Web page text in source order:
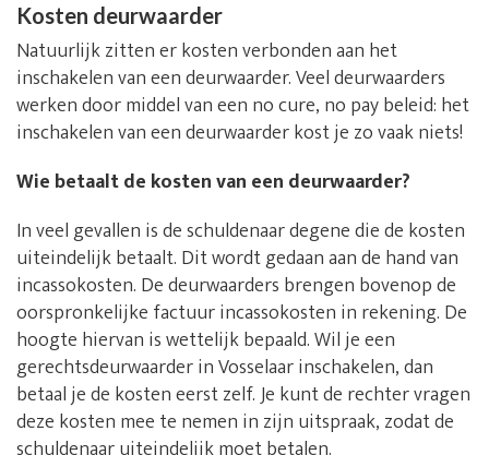
Kosten deurwaarder
Natuurlijk zitten er kosten verbonden aan het
inschakelen van een deurwaarder. Veel deurwaarders
werken door middel van een no cure, no pay beleid: het
inschakelen van een deurwaarder kost je zo vaak niets!
Wie betaalt de kosten van een deurwaarder?
In veel gevallen is de schuldenaar degene die de kosten
uiteindelijk betaalt. Dit wordt gedaan aan de hand van
incassokosten. De deurwaarders brengen bovenop de
oorspronkelijke factuur incassokosten in rekening. De
hoogte hiervan is wettelijk bepaald. Wil je een
gerechtsdeurwaarder in Vosselaar inschakelen, dan
betaal je de kosten eerst zelf. Je kunt de rechter vragen
deze kosten mee te nemen in zijn uitspraak, zodat de